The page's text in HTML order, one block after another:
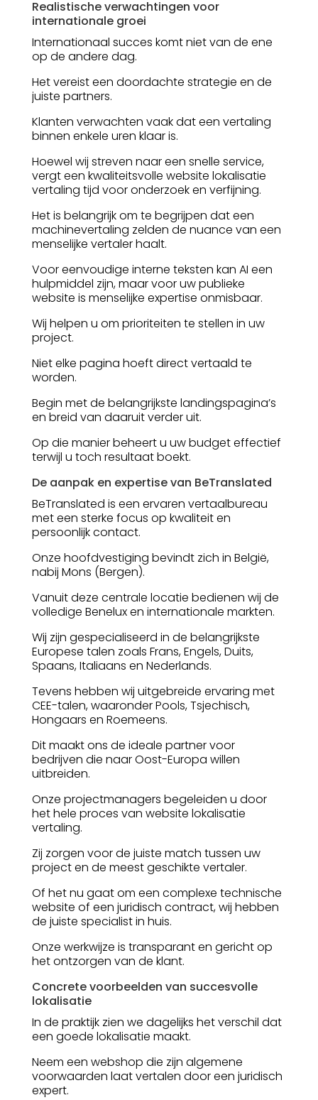
Realistische verwachtingen voor
internationale groei
Internationaal succes komt niet van de ene
op de andere dag.
Het vereist een doordachte strategie en de
juiste partners.
Klanten verwachten vaak dat een vertaling
binnen enkele uren klaar is.
Hoewel wij streven naar een snelle service,
vergt een kwaliteitsvolle website lokalisatie
vertaling tijd voor onderzoek en verfijning.
Het is belangrijk om te begrijpen dat een
machinevertaling zelden de nuance van een
menselijke vertaler haalt.
Voor eenvoudige interne teksten kan AI een
hulpmiddel zijn, maar voor uw publieke
website is menselijke expertise onmisbaar.
Wij helpen u om prioriteiten te stellen in uw
project.
Niet elke pagina hoeft direct vertaald te
worden.
Begin met de belangrijkste landingspagina’s
en breid van daaruit verder uit.
Op die manier beheert u uw budget effectief
terwijl u toch resultaat boekt.
De aanpak en expertise van BeTranslated
BeTranslated is een ervaren vertaalbureau
met een sterke focus op kwaliteit en
persoonlijk contact.
Onze hoofdvestiging bevindt zich in België,
nabij Mons (Bergen).
Vanuit deze centrale locatie bedienen wij de
volledige Benelux en internationale markten.
Wij zijn gespecialiseerd in de belangrijkste
Europese talen zoals Frans, Engels, Duits,
Spaans, Italiaans en Nederlands.
Tevens hebben wij uitgebreide ervaring met
CEE-talen, waaronder Pools, Tsjechisch,
Hongaars en Roemeens.
Dit maakt ons de ideale partner voor
bedrijven die naar Oost-Europa willen
uitbreiden.
Onze projectmanagers begeleiden u door
het hele proces van website lokalisatie
vertaling.
Zij zorgen voor de juiste match tussen uw
project en de meest geschikte vertaler.
Of het nu gaat om een complexe technische
website of een juridisch contract, wij hebben
de juiste specialist in huis.
Onze werkwijze is transparant en gericht op
het ontzorgen van de klant.
Concrete voorbeelden van succesvolle
lokalisatie
In de praktijk zien we dagelijks het verschil dat
een goede lokalisatie maakt.
Neem een webshop die zijn algemene
voorwaarden laat vertalen door een juridisch
expert.